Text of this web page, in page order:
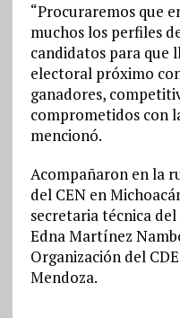
“Procuraremos que
muchos los perfiles
candidatos para que
electoral próximo
ganadores,
comprometidos con
mencionó.
Acompañaron en la
del CEN en
secretaria técnica
Edna Martínez
Organización del
Mendoza.